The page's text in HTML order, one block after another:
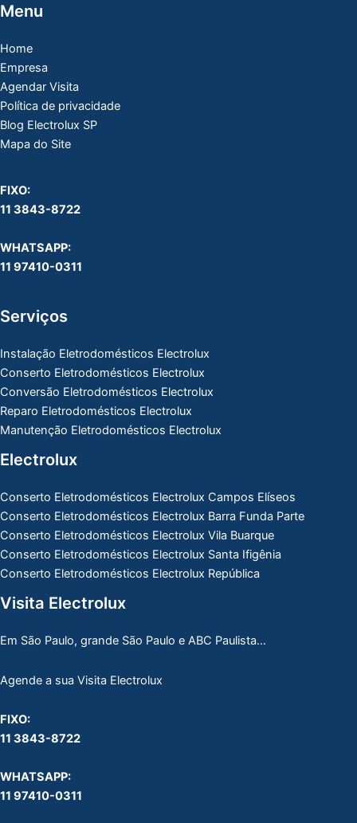
Menu
Home
Empresa
Agendar Visita
Política de privacidade
Blog Electrolux SP
Mapa do Site
FIXO:
11 3843-8722
WHATSAPP:
11 97410-0311
Serviços
Instalação Eletrodomésticos Electrolux
Conserto Eletrodomésticos Electrolux
Conversão Eletrodomésticos Electrolux
Reparo Eletrodomésticos Electrolux
Manutenção Eletrodomésticos Electrolux
Electrolux
Conserto Eletrodomésticos Electrolux Campos Elíseos
Conserto Eletrodomésticos Electrolux Barra Funda Parte
Conserto Eletrodomésticos Electrolux Vila Buarque
Conserto Eletrodomésticos Electrolux Santa Ifigênia
Conserto Eletrodomésticos Electrolux República
Visita Electrolux
Em São Paulo, grande São Paulo e ABC Paulista…
Agende a sua Visita Electrolux
FIXO:
11 3843-8722
WHATSAPP:
11 97410-0311